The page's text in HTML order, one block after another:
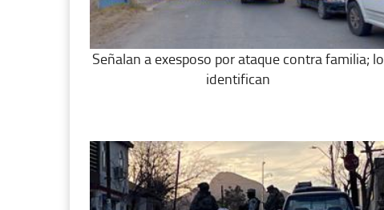
Señalan a exesposo por ataque contra familia; lo
identifican